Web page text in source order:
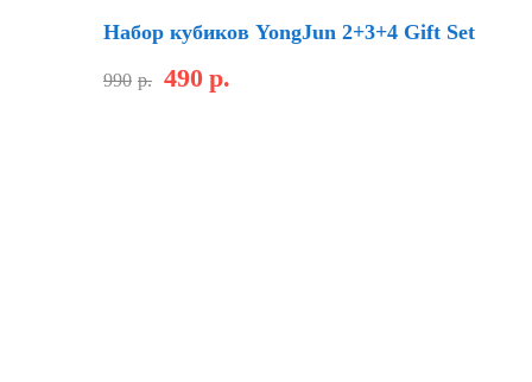
Набор кубиков YongJun 2+3+4 Gift Set
990 р. 490 р.